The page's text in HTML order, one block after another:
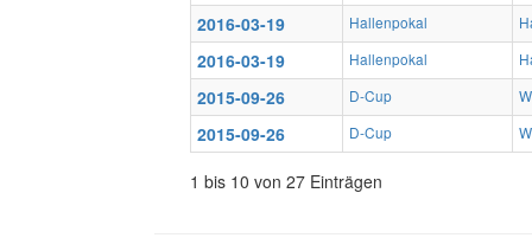
2016-03-19 Hallenpokal
2016-03-19 Hallenpokal
2015-09-26 D-Cup
2015-09-26 D-Cup
1 bis 10 von 27 Einträgen